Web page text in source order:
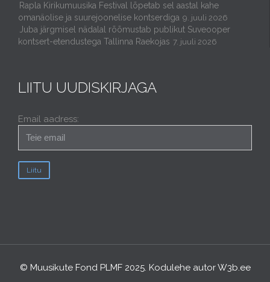
Rapla Kirikumuusika Festival lõpetab sel aastal kahe
omanäolise ja suurejoonelise kontserdiga 9. juuli 2026
Juba järgmisel nädalal rõõmustab publikut Suveooper
kontsert-etendustega Tallinna Raekojas 7. juuli 2026
LIITU UUDISKIRJAGA
Email aadress:
© Muusikute Fond PLMF 2025. Kodulehe autorW3b.ee